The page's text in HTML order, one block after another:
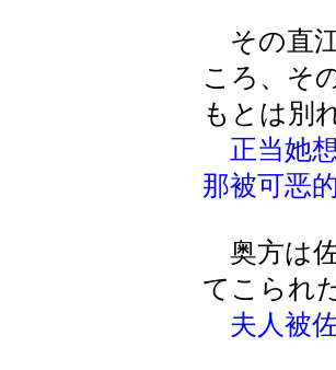
その直
ころ、そ
もとは別
正当她
那被可恶
奥方は
てこられ
夫人被